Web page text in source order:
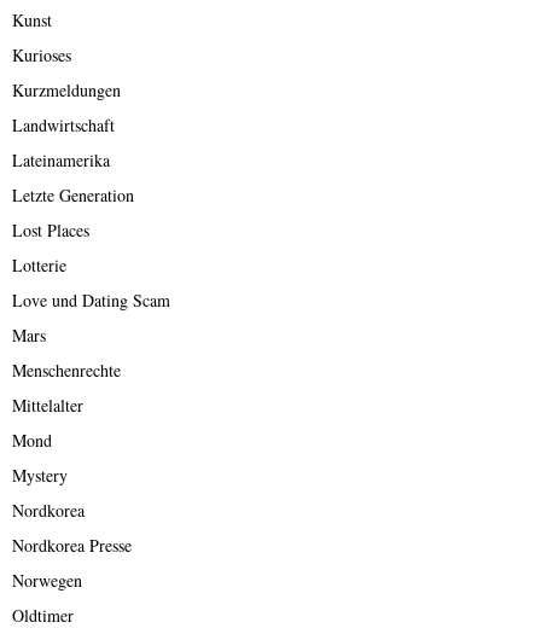
Kunst
Kurioses
Kurzmeldungen
Landwirtschaft
Lateinamerika
Letzte Generation
Lost Places
Lotterie
Love und Dating Scam
Mars
Menschenrechte
Mittelalter
Mond
Mystery
Nordkorea
Nordkorea Presse
Norwegen
Oldtimer